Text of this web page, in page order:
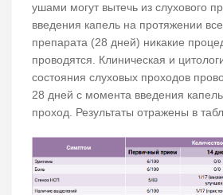
ушами могут вытечь из слухового
введения капель на протяжении
препарата (28 дней) никакие
проводятся. Клиническая и
состояния слуховых проходов
28 дней с момента введения
проход. Результаты отражены в